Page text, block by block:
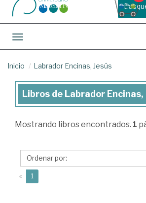
Toggle navigation
Inicio Labrador Encinas, Jesús
Libros
Labrador
Jesús
Libros de Labrador Encinas,
Mostrando libros encontrados. 1
« 1